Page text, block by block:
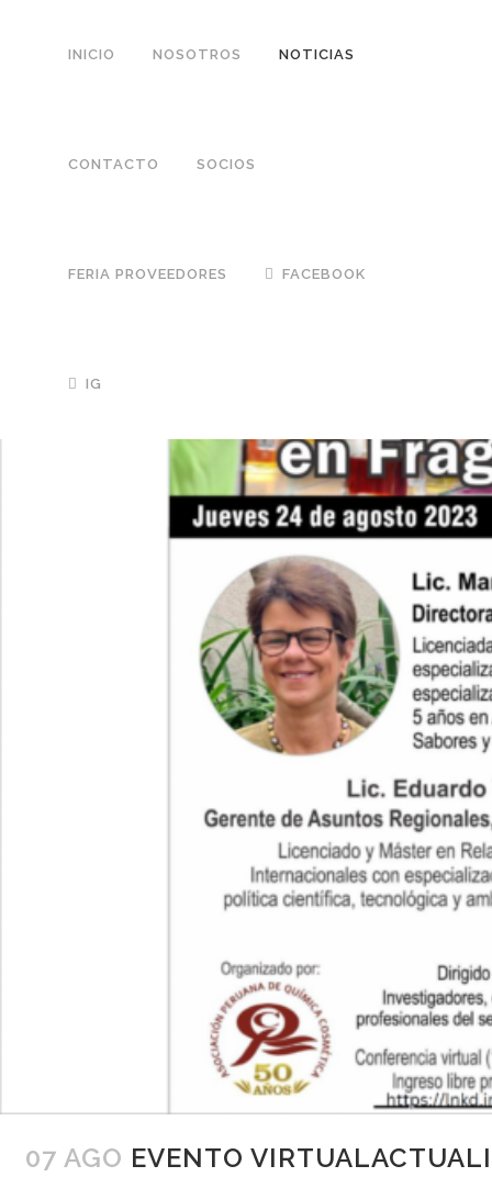
INICIO NOSOTROS NOTICIAS
CONTACTO SOCIOS
FERIA PROVEEDORES FACEBOOK
IG
07 AGO EVENTO